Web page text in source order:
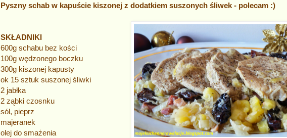
Pyszny schab w kapuście kiszonej z dodatkiem suszonych śliwek - polecam :)
SKŁADNIKI
600g schabu bez kości
100g wędzonego boczku
300g kiszonej kapusty
ok 15 sztuk suszonej śliwki
2 jabłka
2 ząbki czosnku
sól, pieprz
majeranek
olej do smażenia